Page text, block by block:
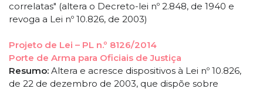
correlatas" (altera o Decreto-lei nº 2.848, de 1940 e
revoga a Lei nº 10.826, de 2003)
Projeto de Lei – PL n.º 8126/2014
Porte de Arma para Oficiais de Justiça
Resumo: Altera e acresce dispositivos à Lei nº 10.826,
de 22 de dezembro de 2003, que dispõe sobre